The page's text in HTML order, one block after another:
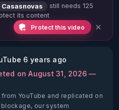
still needs 125
its content
Protect this video
6 years ago
on August 31, 2026 —
YouTube and replicated on
our system